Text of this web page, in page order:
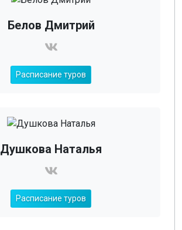
Белов Дмитрий
Расписание туров
Душкова Наталья
Расписание туров